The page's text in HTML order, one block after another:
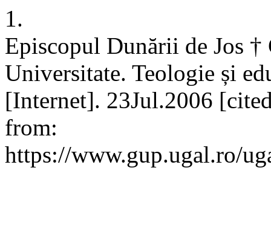
1.
Episcopul Dunării de Jos
Universitate. Teologie și
[Internet]. 23Jul.2006
from:
https://www.gup.ugal.ro/